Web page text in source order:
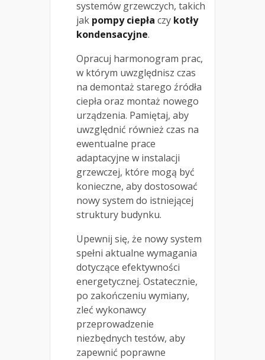
systemów grzewczych, takich
jak pompy ciepła czy kotły
kondensacyjne.
Opracuj harmonogram prac,
w którym uwzględnisz czas
na demontaż starego źródła
ciepła oraz montaż nowego
urządzenia. Pamiętaj, aby
uwzględnić również czas na
ewentualne prace
adaptacyjne w instalacji
grzewczej, które mogą być
konieczne, aby dostosować
nowy system do istniejącej
struktury budynku.
Upewnij się, że nowy system
spełni aktualne wymagania
dotyczące efektywności
energetycznej. Ostatecznie,
po zakończeniu wymiany,
zleć wykonawcy
przeprowadzenie
niezbędnych testów, aby
zapewnić poprawne